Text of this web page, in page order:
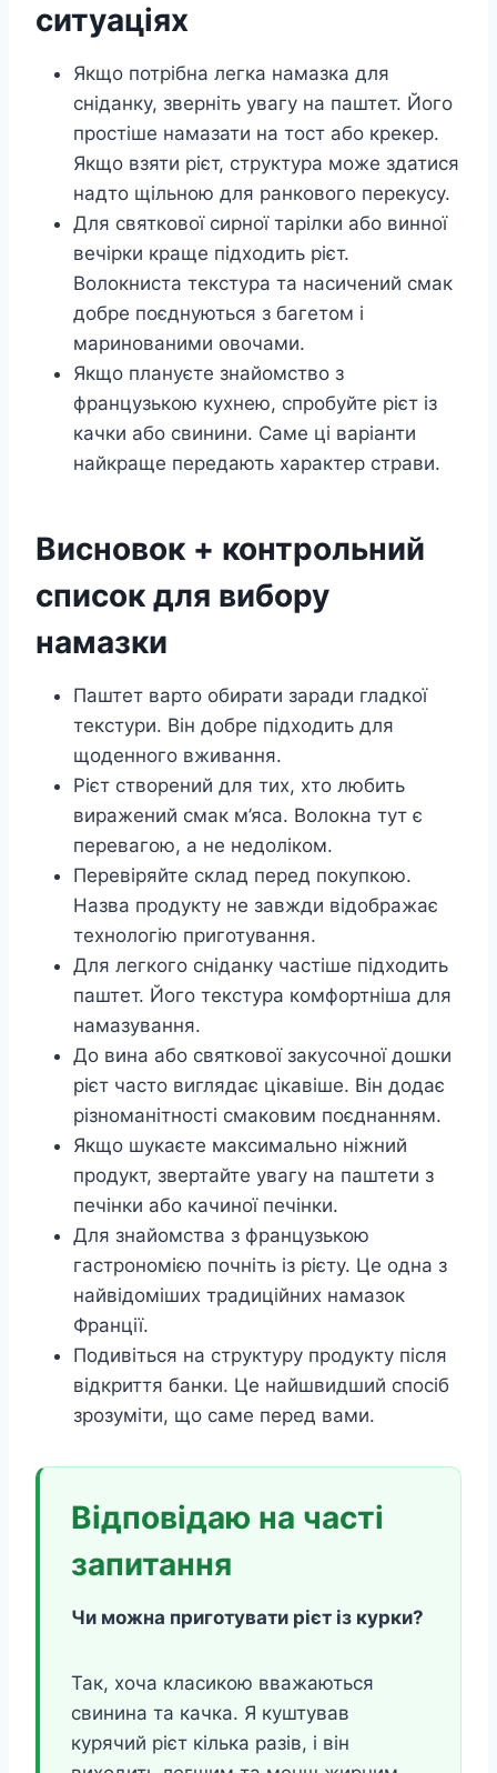
ситуаціях
Якщо потрібна легка намазка для
сніданку, зверніть увагу на паштет. Його
простіше намазати на тост або крекер.
Якщо взяти рієт, структура може здатися
надто щільною для ранкового перекусу.
Для святкової сирної тарілки або винної
вечірки краще підходить рієт.
Волокниста текстура та насичений смак
добре поєднуються з багетом і
маринованими овочами.
Якщо плануєте знайомство з
французькою кухнею, спробуйте рієт із
качки або свинини. Саме ці варіанти
найкраще передають характер страви.
Висновок + контрольний
список для вибору
намазки
Паштет варто обирати заради гладкої
текстури. Він добре підходить для
щоденного вживання.
Рієт створений для тих, хто любить
виражений смак м’яса. Волокна тут є
перевагою, а не недоліком.
Перевіряйте склад перед покупкою.
Назва продукту не завжди відображає
технологію приготування.
Для легкого сніданку частіше підходить
паштет. Його текстура комфортніша для
намазування.
До вина або святкової закусочної дошки
рієт часто виглядає цікавіше. Він додає
різноманітності смаковим поєднанням.
Якщо шукаєте максимально ніжний
продукт, звертайте увагу на паштети з
печінки або качиної печінки.
Для знайомства з французькою
гастрономією почніть із рієту. Це одна з
найвідоміших традиційних намазок
Франції.
Подивіться на структуру продукту після
відкриття банки. Це найшвидший спосіб
зрозуміти, що саме перед вами.
Відповідаю на часті
запитання
Чи можна приготувати рієт із курки?
Так, хоча класикою вважаються
свинина та качка. Я куштував
курячий рієт кілька разів, і він